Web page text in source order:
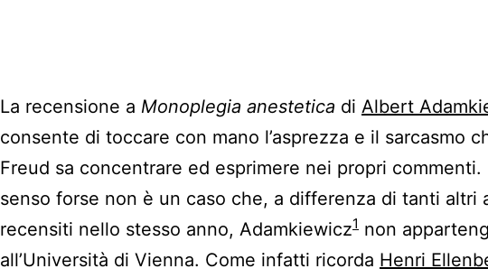
La recensione a Monoplegia anestetica di Albert
consente di toccare con mano l’asprezza e il sarcasmo
Freud sa concentrare ed esprimere nei propri commenti.
senso forse non è un caso che, a differenza di tanti altri
recensiti nello stesso anno, Adamkiewicz1 non
all’Università di Vienna. Come infatti ricorda Henri